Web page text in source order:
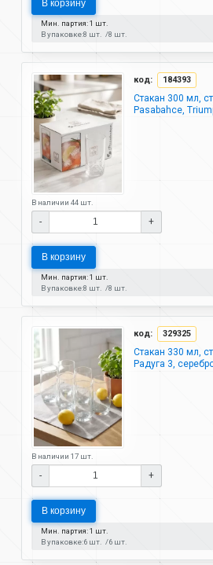
В корзину
Мин. партия: 1 шт.
В упаковке:8 шт. 8 шт.
код: 184393
Стакан 300 мл,
Pasabahce,
В наличии 44 шт.
- +
В корзину
Мин. партия: 1 шт.
В упаковке:8 шт. 8 шт.
код: 329325
Стакан 330 мл,
Радуга 3,
В наличии 17 шт.
- +
В корзину
Мин. партия: 1 шт.
В упаковке:6 шт. 6 шт.